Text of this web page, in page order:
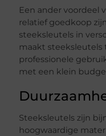
Een ander voordeel
relatief goedkoop
steeksleutels in
maakt steeksleutels
professionele
met een klein
Steeksleutels zijn
hoogwaardige